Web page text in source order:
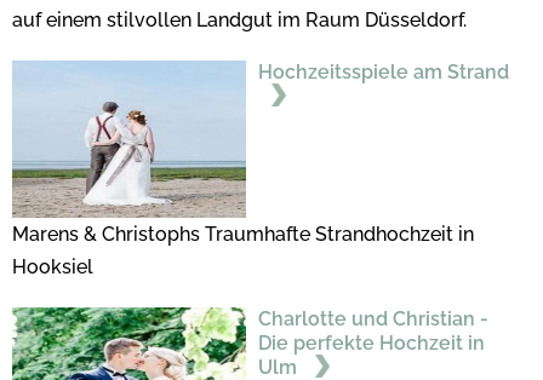
auf einem stilvollen Landgut im Raum Düsseldorf.
Hochzeitsspiele am Strand
Marens & Christophs Traumhafte Strandhochzeit in
Hooksiel
Charlotte und Christian -
Die perfekte Hochzeit in
Ulm